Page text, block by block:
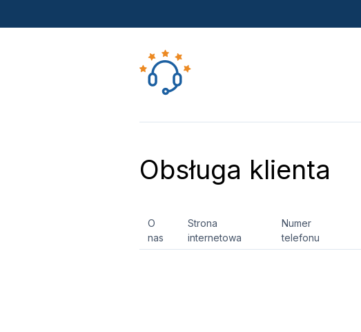
Obsługa klienta
O
nas
Strona
internetowa
Numer
telefonu